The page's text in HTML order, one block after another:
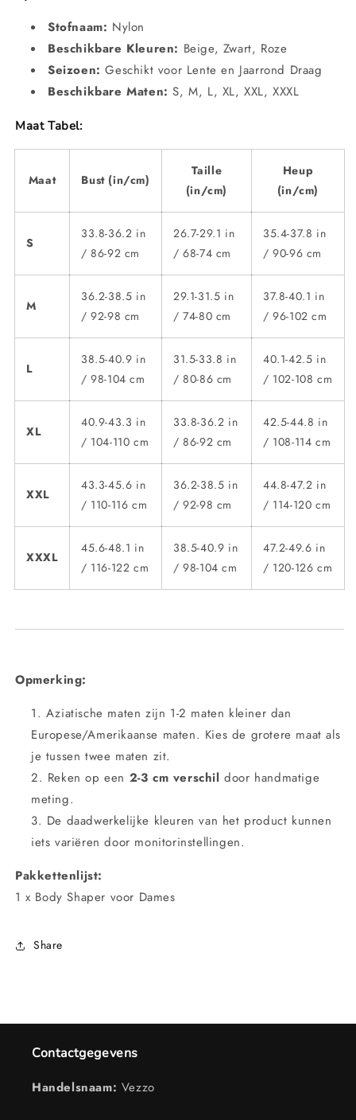
Stofnaam: Nylon
Beschikbare Kleuren: Beige, Zwart, Roze
Seizoen: Geschikt voor Lente en Jaarrond Draag
Beschikbare Maten: S, M, L, XL, XXL, XXXL
Maat Tabel:
Maat Bust (in/cm)
Taille
(in/cm)
Heup
(in/cm)
S
33.8-36.2 in
/ 86-92 cm
26.7-29.1 in
/ 68-74 cm
35.4-37.8 in
/ 90-96 cm
M
36.2-38.5 in
/ 92-98 cm
29.1-31.5 in
/ 74-80 cm
37.8-40.1 in
/ 96-102 cm
L
38.5-40.9 in
/ 98-104 cm
31.5-33.8 in
/ 80-86 cm
40.1-42.5 in
/ 102-108 cm
XL
40.9-43.3 in
/ 104-110 cm
33.8-36.2 in
/ 86-92 cm
42.5-44.8 in
/ 108-114 cm
XXL
43.3-45.6 in
/ 110-116 cm
36.2-38.5 in
/ 92-98 cm
44.8-47.2 in
/ 114-120 cm
XXXL
45.6-48.1 in
/ 116-122 cm
38.5-40.9 in
/ 98-104 cm
47.2-49.6 in
/ 120-126 cm
Opmerking:
Aziatische maten zijn 1-2 maten kleiner dan
Europese/Amerikaanse maten. Kies de grotere maat als
je tussen twee maten zit.
Reken op een 2-3 cm verschil door handmatige
meting.
De daadwerkelijke kleuren van het product kunnen
iets variëren door monitorinstellingen.
Pakkettenlijst:
1 x Body Shaper voor Dames
Share
Contactgegevens
Handelsnaam: Vezzo